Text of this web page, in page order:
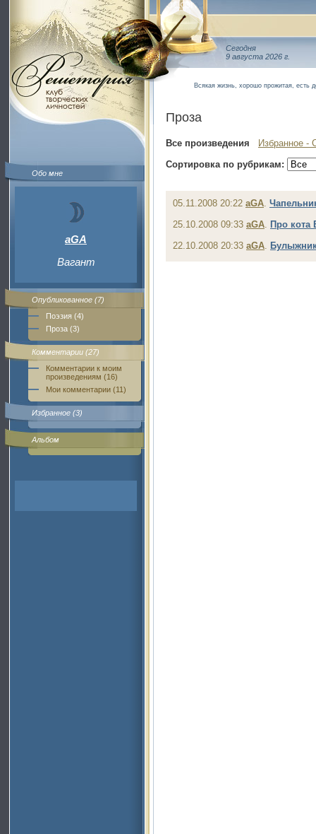
Обо мне
aGA
Вагант
Опубликованное (7)
Поэзия (4)
Проза (3)
Комментарии (27)
Комментарии к моим
произведениям (16)
Мои комментарии (11)
Избранное (3)
Альбом
Сегодня
9 августа 2026 г.
Всякая жизнь, хорошо прожитая, есть
Проза
Все произведения
Избранное -
Сортировка по рубрикам:
05.11.2008 20:22 aGA.
25.10.2008 09:33 aGA. Про кота
22.10.2008 20:33 aGA.